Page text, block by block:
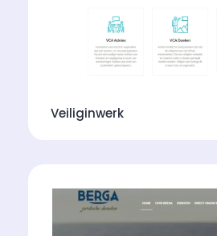
Veiliginwerk